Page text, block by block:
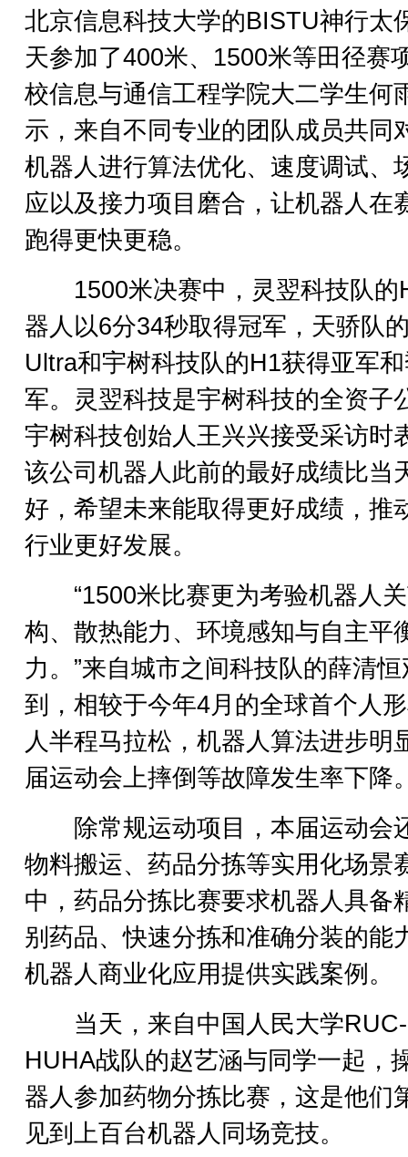
北京信息科技大学的BISTU神行太
天参加了400米、1500米等田径赛
校信息与通信工程学院大二学生何
示，来自不同专业的团队成员共同
机器人进行算法优化、速度调试、
应以及接力项目磨合，让机器人在
跑得更快更稳。
1500米决赛中，灵翌科技队的
器人以6分34秒取得冠军，天骄队
Ultra和宇树科技队的H1获得亚军
军。灵翌科技是宇树科技的全资子
宇树科技创始人王兴兴接受采访时
该公司机器人此前的最好成绩比当
好，希望未来能取得更好成绩，推
行业更好发展。
“1500米比赛更为考验机器人
构、散热能力、环境感知与自主平
力。”来自城市之间科技队的薛清
到，相较于今年4月的全球首个人
人半程马拉松，机器人算法进步明
届运动会上摔倒等故障发生率下降
除常规运动项目，本届运动会
物料搬运、药品分拣等实用化场景
中，药品分拣比赛要求机器人具备
别药品、快速分拣和准确分装的能
机器人商业化应用提供实践案例。
当天，来自中国人民大学RUC-
HUHA战队的赵艺涵与同学一起，
器人参加药物分拣比赛，这是他们
见到上百台机器人同场竞技。